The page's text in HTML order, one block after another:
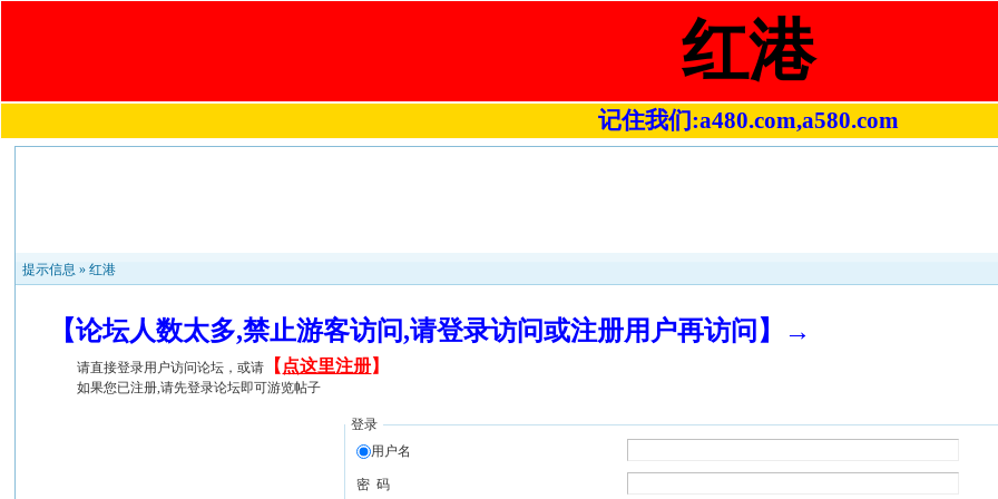
红港
记住我们:a480.com,a580.com
提示信息 »红港
【论坛人数太多,禁止游客访问,请登录访问或注册用户再访问】→
请直接登录用户访问论坛，或请 【 点这里注册】
如果您已注册,请先登录论坛即可游览帖子
登录
用户名
密 码